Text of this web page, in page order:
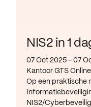
NIS2 in 1
07 Oct 2025 - 07
Kantoor GTS Online
Op een praktische
NIS2/